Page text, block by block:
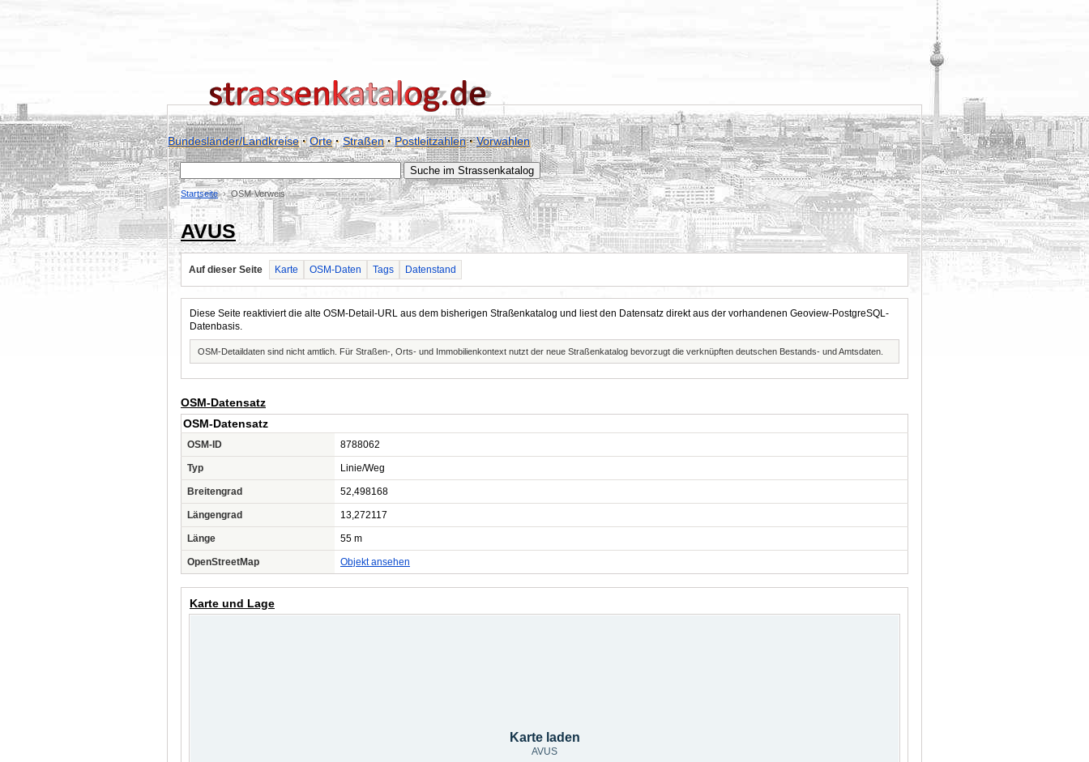
Bundesländer/Landkreise·Orte·Straßen·Postleitzahlen·Vorwahlen
Startseite OSM-Verweis
AVUS
Auf dieser Seite Karte OSM-Daten Tags Datenstand
Diese Seite reaktiviert die alte OSM-Detail-URL aus dem bisherigen Straßenkatalog und liest den Datensatz direkt aus der vorhandenen Geoview-PostgreSQL-
Datenbasis.
OSM-Detaildaten sind nicht amtlich. Für Straßen-, Orts- und Immobilienkontext nutzt der neue Straßenkatalog bevorzugt die verknüpften deutschen Bestands- und Amtsdaten.
OSM-Datensatz
OSM-Datensatz
OSM-ID 8788062
Typ Linie/Weg
Breitengrad 52,498168
Längengrad 13,272117
Länge 55 m
OpenStreetMap Objekt ansehen
Karte und Lage
Karte laden
AVUS